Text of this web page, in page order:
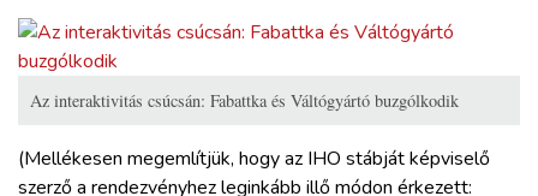
Az interaktivitás csúcsán: Fabattka és Váltógyártó buzgólkodik
(Mellékesen megemlítjük, hogy az IHO stábját képviselő
szerző a rendezvényhez leginkább illő módon érkezett: